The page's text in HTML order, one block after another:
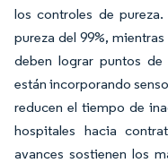
los controles de
pureza del 99%,
deben lograr puntos
están incorporando
reducen el tiempo de
hospitales hacia
avances sostienen los